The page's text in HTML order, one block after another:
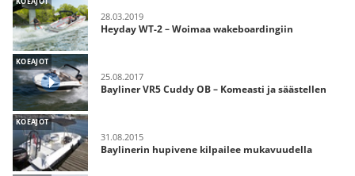
28.03.2019
Heyday WT-2 – Woimaa wakeboardingiin
KOEAJOT
25.08.2017
Bayliner VR5 Cuddy OB – Komeasti ja säästellen
KOEAJOT
31.08.2015
Baylinerin hupivene kilpailee mukavuudella